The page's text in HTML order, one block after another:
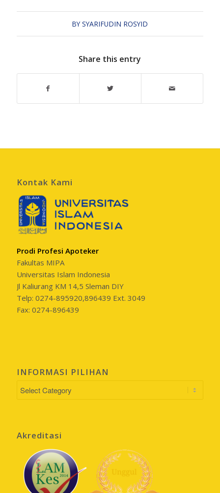
BYSYARIFUDIN ROSYID
Share this entry
Kontak Kami
Prodi Profesi Apoteker
Fakultas MIPA
Universitas Islam Indonesia
Jl Kaliurang KM 14,5 Sleman DIY
Telp: 0274-895920,896439 Ext. 3049
Fax: 0274-896439
INFORMASI PILIHAN
INFORMASI
Akreditasi